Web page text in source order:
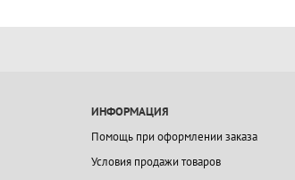
ИНФОРМАЦИЯ
Помощь при оформлении заказа
Условия продажи товаров